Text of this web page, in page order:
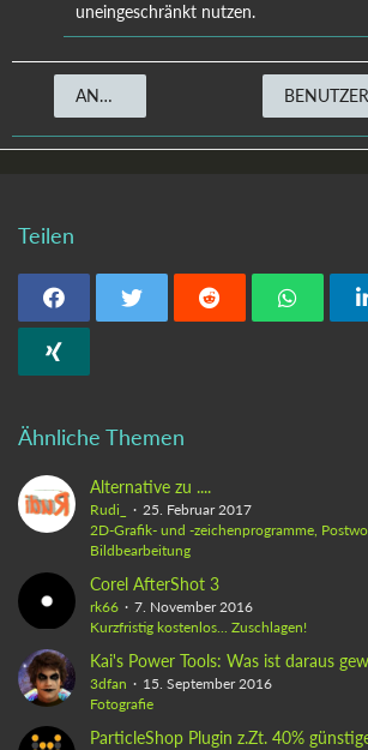
uneingeschränkt nutzen.
ANMELDEN
Teilen
Ähnliche Themen
Alternative zu ....
Rudi_
25. Februar 2017
2D-Grafik- und -zeichenprogramme,
Bildbearbeitung
Corel AfterShot 3
rk66
7. November 2016
Kurzfristig kostenlos... Zuschlagen!
Kai's Power Tools: Was ist daraus
3dfan
15. September 2016
Fotografie
ParticleShop Plugin z.Zt. 40%